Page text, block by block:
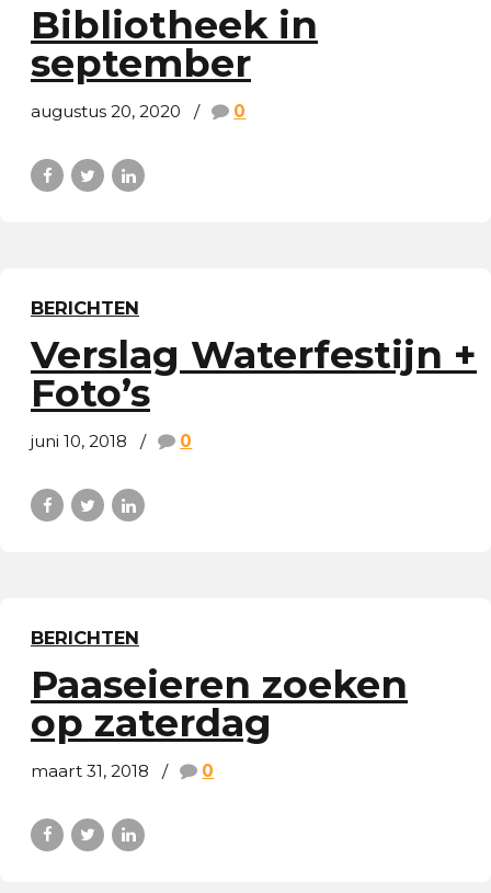
Bibliotheek in
september
augustus 20, 2020 0
BERICHTEN
Verslag Waterfestijn +
Foto’s
juni 10, 2018 0
BERICHTEN
Paaseieren zoeken
op zaterdag
maart 31, 2018 0